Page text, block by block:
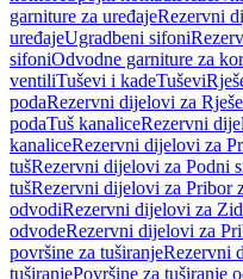
garniture za uređajeRezervni
uređajeUgradbeni sifoni
sifoniOdvodne garniture za
ventiliTuševi i kadeTuševi
podaRezervni dijelovi za
podaTuš kanaliceRezervni
kanaliceRezervni dijelovi za
tušRezervni dijelovi za Podni
tušRezervni dijelovi za Pribor
odvodiRezervni dijelovi za
odvodeRezervni dijelovi za
površine za tuširanjeRezervni
tuširanjePovršine za tuširanje